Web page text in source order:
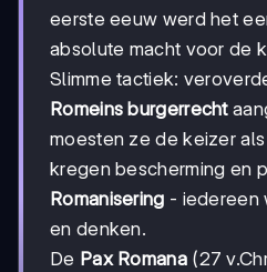
eerste eeuw werd het
absolute macht voor de
Slimme tactiek:
Romeins burgerrecht
moesten ze de keizer
kregen bescherming en
Romanisering - iedereen
en denken.
De Pax Romana(27